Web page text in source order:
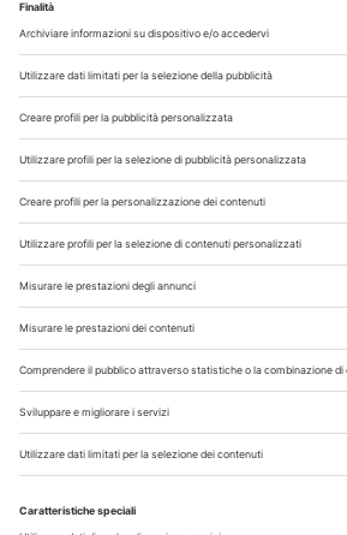
Chi Siamo
Contatti
Note Legali
Privacy